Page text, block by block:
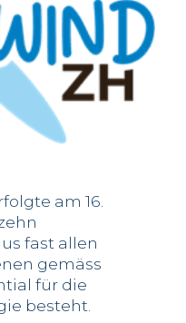
am 16.
fast allen
gemäss
für die
besteht.